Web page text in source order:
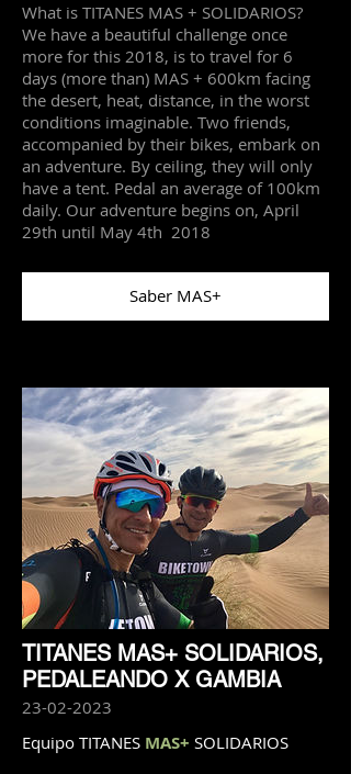
What is TITANES MAS + SOLIDARIOS?
We have a beautiful challenge once
more for this 2018, is to travel for 6
days (more than) MAS + 600km facing
the desert, heat, distance, in the worst
conditions imaginable. Two friends,
accompanied by their bikes, embark on
an adventure. By ceiling, they will only
have a tent. Pedal an average of 100km
daily. Our adventure begins on, April
29th until May 4th 2018
Saber MAS+
TITANES MAS+ SOLIDARIOS,
PEDALEANDO X GAMBIA
23-02-2023
Equipo TITANES MAS+ SOLIDARIOS